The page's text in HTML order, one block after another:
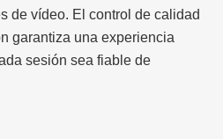
de vídeo. El control de calidad
garantiza una experiencia
sesión sea fiable de